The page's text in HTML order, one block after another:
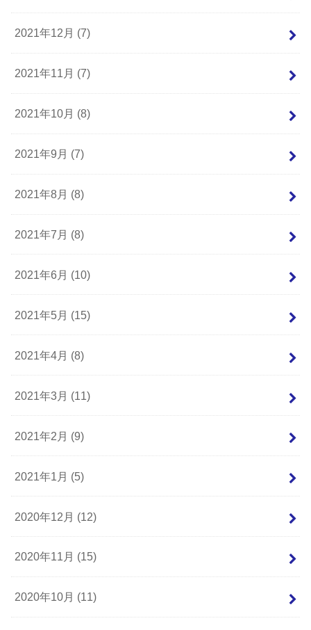
2021年12月 (7)
2021年11月 (7)
2021年10月 (8)
2021年9月 (7)
2021年8月 (8)
2021年7月 (8)
2021年6月 (10)
2021年5月 (15)
2021年4月 (8)
2021年3月 (11)
2021年2月 (9)
2021年1月 (5)
2020年12月 (12)
2020年11月 (15)
2020年10月 (11)